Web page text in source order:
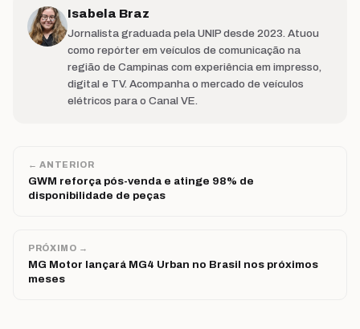
Isabela Braz
Jornalista graduada pela UNIP desde 2023. Atuou
como repórter em veículos de comunicação na
região de Campinas com experiência em impresso,
digital e TV. Acompanha o mercado de veículos
elétricos para o Canal VE.
← ANTERIOR
GWM reforça pós-venda e atinge 98% de
disponibilidade de peças
PRÓXIMO →
MG Motor lançará MG4 Urban no Brasil nos próximos
meses